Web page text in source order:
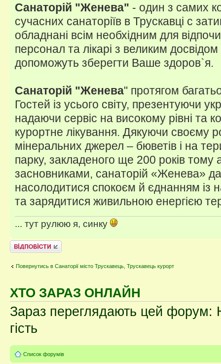
Санаторій "Женева" - один з самих
сучасних санаторіїв в Трускавці с
обладнані всім необхідним для
персонал та лікарі з великим досвідом
допоможуть зберегти Ваше здоров`я.
Санаторій "Женева" протягом
Гостей із усього світу, презентуючи
надаючи сервіс на високому рівні та
курортне лікування. Дякуючи своєму
мінеральних джерел – бюветів і на
парку, закладеного ще 200 років тому
засновниками, санаторій «Женева»
насолодитися спокоєм й єднанням
та зарядитися живильною енергією
... тут рулюю я, синку
Відповісти
Повернутись в Санаторії місто Трускавець, Трускавець курорт
ХТО ЗАРАЗ ОНЛАЙН
Зараз переглядають цей форум:
гість
Список форумів